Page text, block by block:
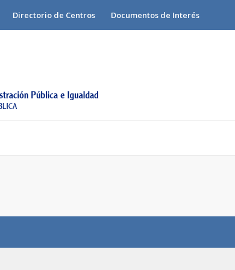
Directorio de Centros Documentos de Interés